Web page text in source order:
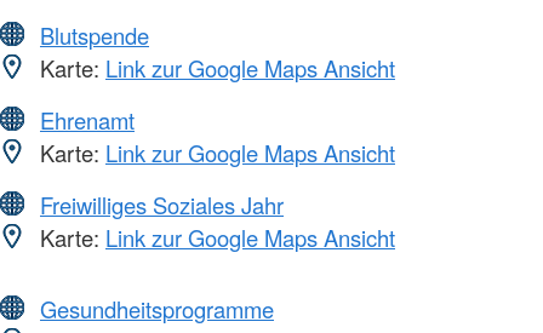
Blutspende
Karte: Link zur Google Maps Ansicht
Ehrenamt
Karte: Link zur Google Maps Ansicht
Freiwilliges Soziales Jahr
Karte: Link zur Google Maps Ansicht
Gesundheitsprogramme